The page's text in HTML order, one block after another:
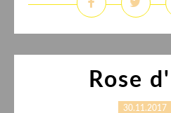
Rose
30.11.2017